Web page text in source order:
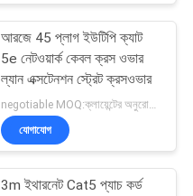
আরজে 45 প্লাগ ইউটিপি ক্যাট
5e নেটওয়ার্ক কেবল ক্রস ওভার
ল্যান এক্সটেনশন স্ট্রেট ক্রসওভার
যোগাযোগ
3m ইথারনেট Cat5 প্যাচ কর্ড